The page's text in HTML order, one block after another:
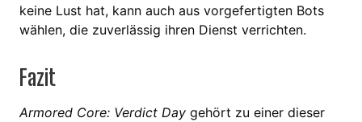
keine Lust hat, kann auch aus vorgefertigten Bots
wählen, die zuverlässig ihren Dienst verrichten.
Fazit
Armored Core: Verdict Day gehört zu einer dieser